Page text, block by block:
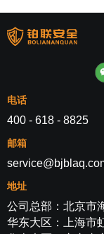
电话
400 - 618 - 8825
邮箱
地址
公司总部：北京市
华东大区：上海市